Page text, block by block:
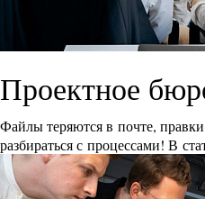
Проектное
Файлы теряются в почте,
разбираться с процессами! В